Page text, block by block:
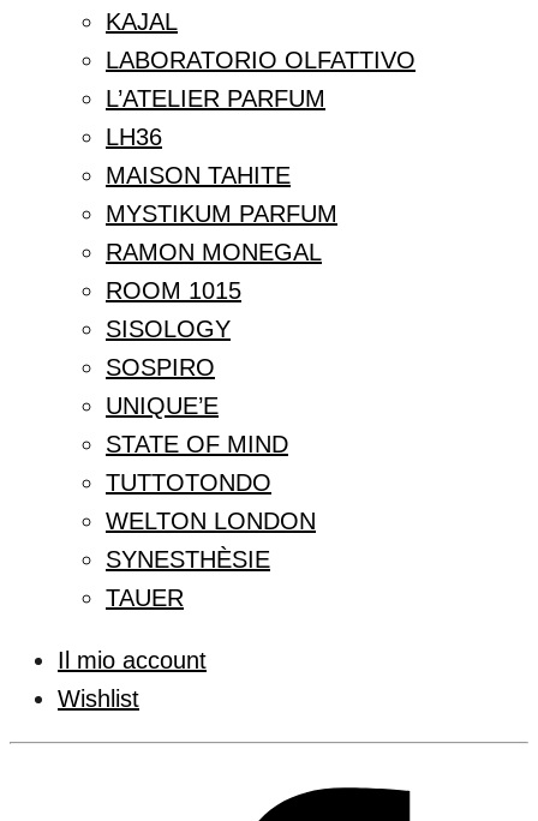
KAJAL
LABORATORIO OLFATTIVO
L’ATELIER PARFUM
LH36
MAISON TAHITE
MYSTIKUM PARFUM
RAMON MONEGAL
ROOM 1015
SISOLOGY
SOSPIRO
UNIQUE’E
STATE OF MIND
TUTTOTONDO
WELTON LONDON
SYNESTHÈSIE
TAUER
Il mio account
Wishlist